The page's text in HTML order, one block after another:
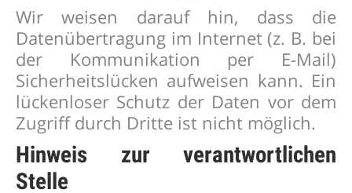
Wir weisen darauf hin, dass die
Datenübertragung im Internet (z. B. bei
der Kommunikation per E-Mail)
Sicherheitslücken aufweisen kann. Ein
lückenloser Schutz der Daten vor dem
Zugriff durch Dritte ist nicht möglich.
Hinweis zur verantwortlichen
Stelle